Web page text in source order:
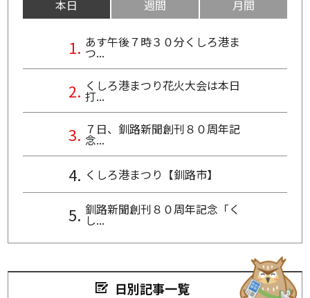
本日 週間 月間
あす午後７時３０分くしろ港ま
つ...
くしろ港まつり花火大会は本日
打...
７日、釧路新聞創刊８０周年記
念...
くしろ港まつり【釧路市】
釧路新聞創刊８０周年記念「く
し...
日別記事一覧